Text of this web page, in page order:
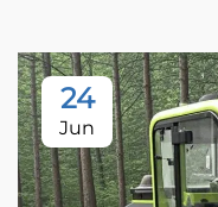
24
Jun